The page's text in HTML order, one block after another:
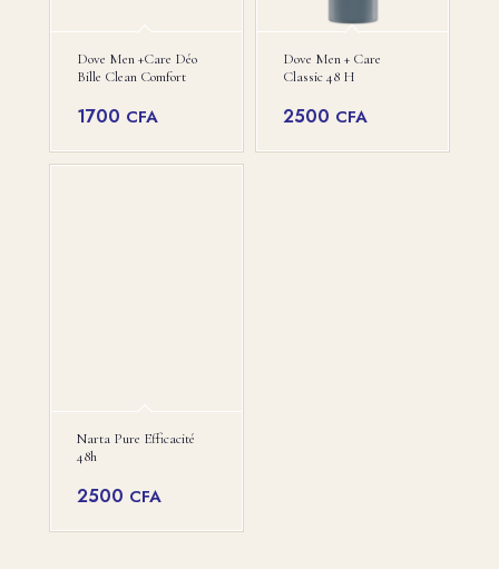
Dove Men +care Déo
Bille Clean Comfort
1700 CFA
Dove Men + Care
Classic 48 H
2500 CFA
Narta Pure Efficacité
48h
2500 CFA